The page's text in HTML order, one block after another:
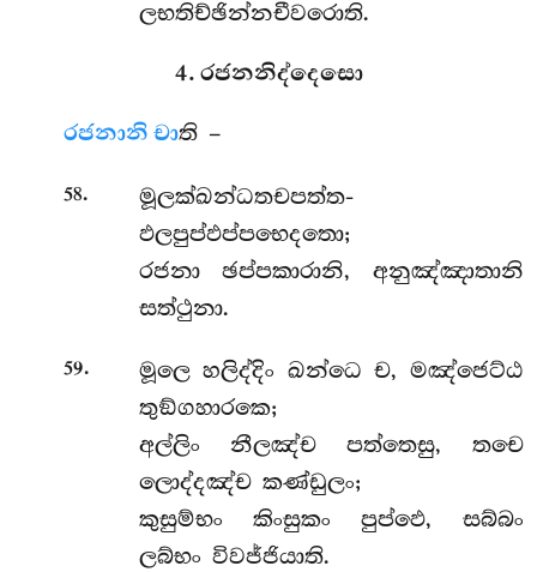
ලභතිච්ඡින්නචීවරොති.
4. රජනනිද්දෙසො
රජනානි චාති –
58.
මූලක්ඛන්ධතචපත්ත-
ඵලපුප්ඵප්පභෙදතො;
රජනා ඡප්පකාරානි, අනුඤ්ඤාතානි
සත්ථුනා.
59. මූලෙහලිද්දිං ඛන්ධෙ ච, මඤ්ජෙට්ඨ
තුඞ්ගහාරකෙ;
අල්ලිං නීලඤ්ච පත්තෙසු, තචෙ
ලොද්දඤ්ච කණ්ඩුලං;
කුසුම්භං කිංසුකං පුප්ඵෙ, සබ්බං
ලබ්භං විවජ්ජියාති.